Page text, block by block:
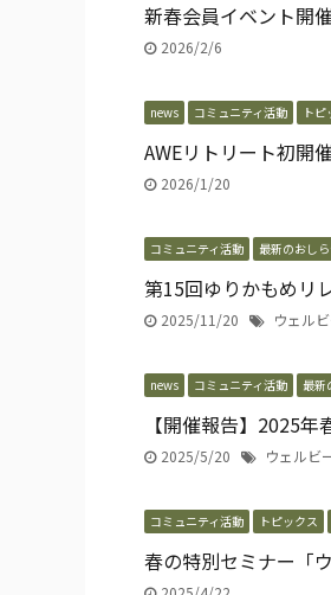
新春会員イベント開
2026/2/6
news コミュニティ活動 トピ
AWEリトリート初開
2026/1/20
コミュニティ活動 最新のおし
第15回ゆりかもめリ
2025/11/20 ウェル
news コミュニティ活動 最新
【開催報告】2025
2025/5/20 ウェルビ
コミュニティ活動 トピックス
春の特別セミナー「